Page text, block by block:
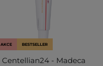
AKCE BESTSELLER
Centellian24 - Madeca